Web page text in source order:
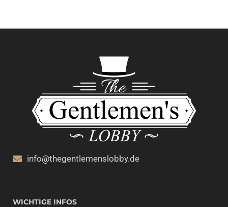
info@thegentlemenslobby.de
WICHTIGE INFOS